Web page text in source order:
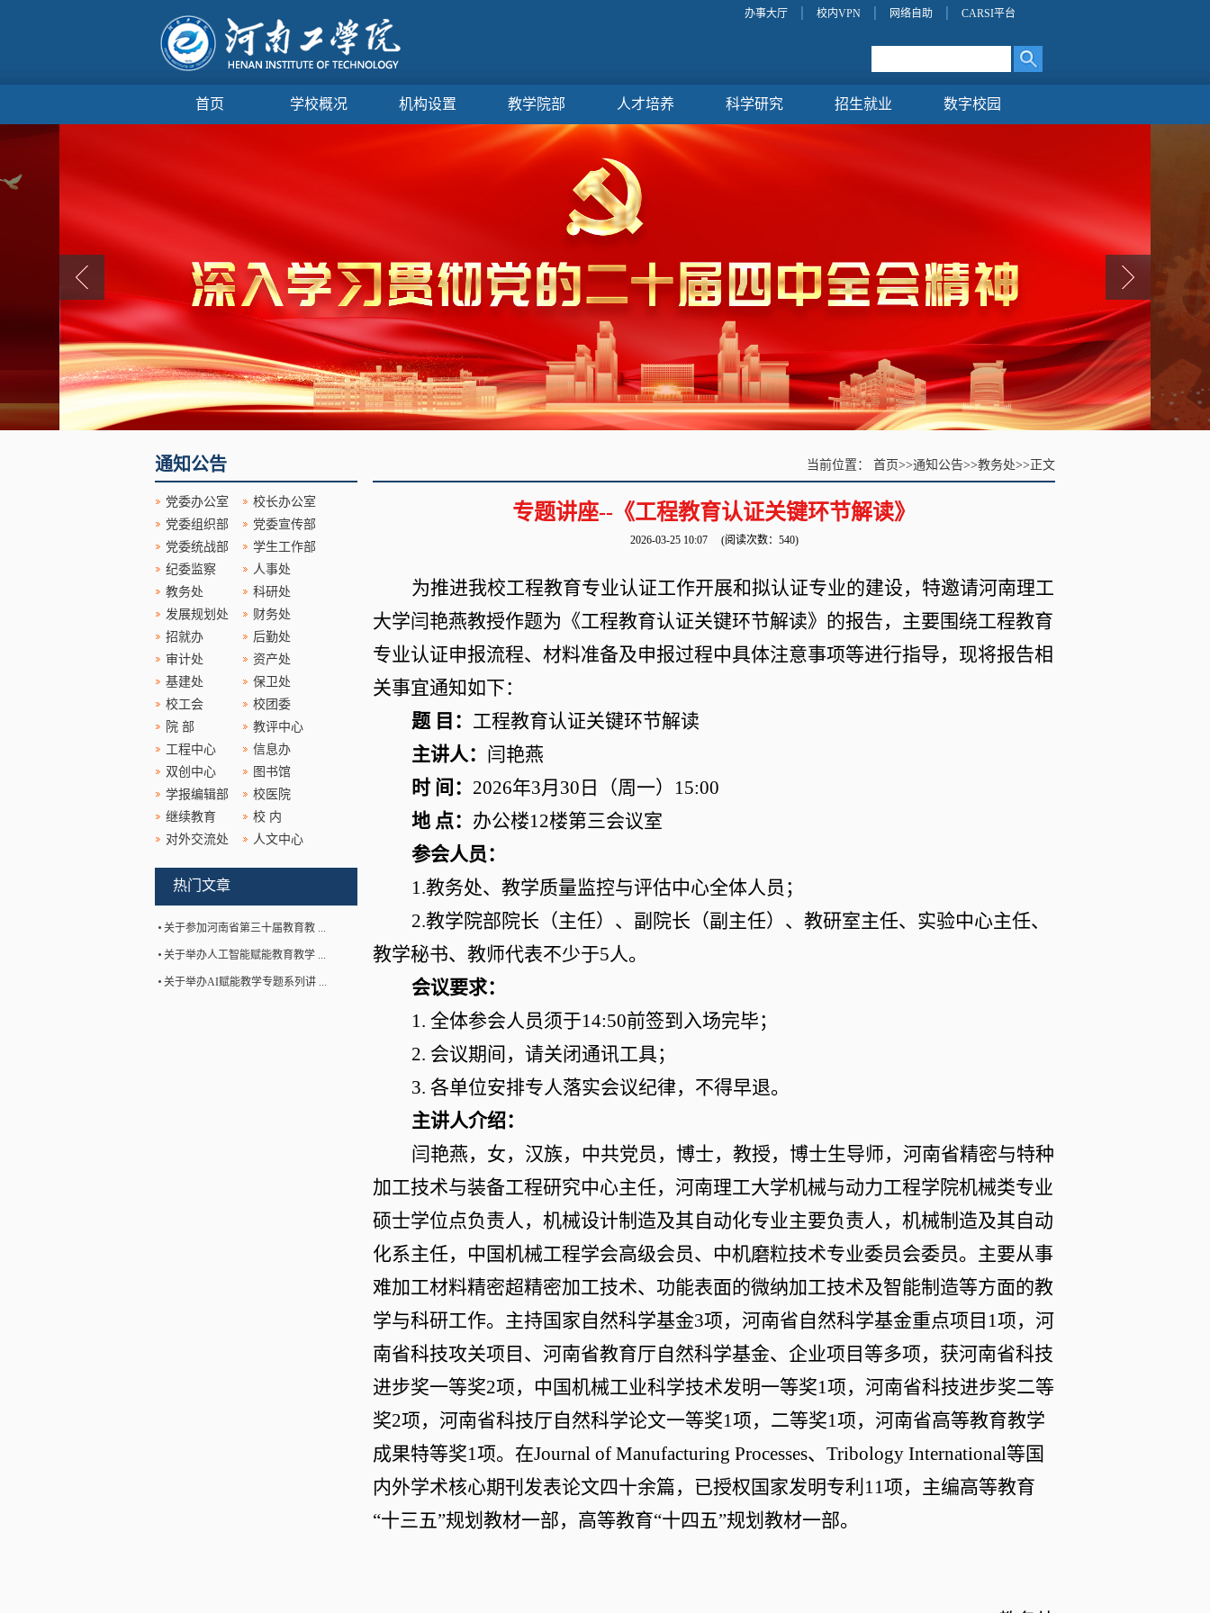
办事大厅 校内VPN 网络自助 CARSI平台
首页 学校概况 机构设置 教学院部 人才培养 科学研究 招生就业 数字校园
通知公告
党委办公室
校长办公室
党委组织部
党委宣传部
党委统战部
学生工作部
纪委监察
人事处
教务处
科研处
发展规划处
财务处
招就办
后勤处
审计处
资产处
基建处
保卫处
校工会
校团委
院 部
教评中心
工程中心
信息办
双创中心
图书馆
学报编辑部
校医院
继续教育
校 内
对外交流处
人文中心
热门文章
关于参加河南省第三十届教育教 ...
关于举办人工智能赋能教育教学 ...
关于举办AI赋能教学专题系列讲 ...
当前位置： 首页>>通知公告>>教务处>> 正文
专题讲座--《工程教育认证关键环节解读》
2026-03-25 10:07 (阅读次数： 540)
为推进我校工程教育专业认证工作开展和拟认证专业的建设，特邀请河南理工
大学闫艳燕教授作题为《工程教育认证关键环节解读》 的报告，主要围绕工程教育
专业认证申报流程、材料准备及申报过程中具体注意事项等进行指导，现将报告相
关事宜通知如下：
题 目： 工程教育认证关键环节解读
主讲人： 闫艳燕
时 间： 2026年3月 30 日（周一） 15:00
地 点： 办公楼12楼第三会议室
参会人员：
1.教务处、教学质量监控与评估中心全体人员；
2.教学院部院长（主任）、副院长（副主任）、教研室主任、实验中心主任、
教学秘书、教师代表不少于5人。
会议要求：
1. 全体参会人员须于14:50前签到入场完毕；
2. 会议期间，请关闭通讯工具；
3. 各单位安排专人落实会议纪律，不得早退。
主讲人介绍：
闫艳燕，女，汉族，中共党员，博士，教授，博士生导师， 河南省精密与特种
加工技术与装备工程研究中心主任，河南理工大学机械与动力工程学院机械类专业
硕士学位点负责人，机械设计制造及其自动化专业主要负责人，机械制造及其自动
化系主任，中国机械工程学会高级会员、中机磨粒技术专业委员会委员。主要从事
难加工材料精密超精密加工技术、功能表面的微纳加工技术及智能制造等方面的教
学与科研工作。主持国家自然科学基金3项，河南省自然科学基金重点项目 1项，河
南省科技攻关项目、河南省教育厅自然科学基金、企业项目等多项，获河南省科技
进步奖一等奖2项，中国机械工业科学技术发明一等奖1项，河南省科技进步奖二等
奖2项，河南省科技厅自然科学论文一等奖1项，二等奖1项，河南省高等教育教学
成果特等奖1项。在Journal of Manufacturing Processes、 Tribology International等国
内外学术核心期刊发表论文四十余篇，已授权国家发明专利 11项，主编高等教育
“十三五”规划教材一部，高等教育“十四五”规划教材一部。